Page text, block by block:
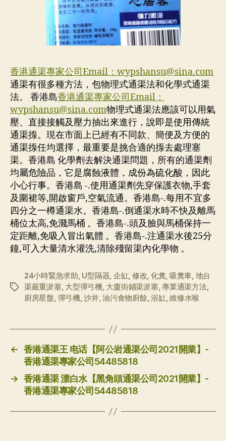
香港通渠專家公司Email： wypshansu@sina.com
通渠有很多種方法，包物理式通渠法和化學式通渠
法。 香港島香港通渠專家公司Email：
wypshansu@sina.com物理式通渠法應該可以用氣
壓、直接接觸及壓力抽出來進行，說即是使用傳統
通渠揼。現在市面上已經有不同款、簡便及方便的
通渠揼任均選擇，最重要是挑合適的揼去處理塞
渠。香港島 化學劑去解決通渠問題，所有的通渠劑
均屬危險品，它是腐蝕液體，成份為硫化酸，因此
小心行事。香港島 -.使用通渠劑先穿保護衣物,手套
及圍裙等,開啟窗戶,空氣流通。香港島-.每用不宜多
四分之一樽通渠水。香港島-.倒通渠水時不快及離馬
桶位太高,免濺馬桶 。香港島-.頭及臉與馬桶保持一
定距離,免吸入冒出氣體 。香港島-.注通渠水後25分
鐘,可入大量清水灌洗,清除殘留渠內化學物 。
标
24小時緊急求助, U型隔器, 企缸, 修改, 化糞, 吸糞車, 地台
渠嚴重淤塞, 大型彈弓機, 大廈街鋪渠淤塞,專業通渠方法,
廚房星盤, 彈弓機,沙井,油污食物廚餘,浴缸,維修水喉
← 香港通渠王 电话【阿公岩通渠公司2021開業】-
香港通渠專家公司54485818
→ 香港通渠 漂白水【黑角頭通渠公司2021開業】-
香港通渠專家公司54485818